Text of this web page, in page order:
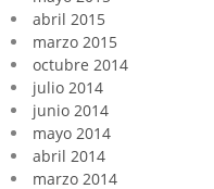
abril 2015
marzo 2015
octubre 2014
julio 2014
junio 2014
mayo 2014
abril 2014
marzo 2014